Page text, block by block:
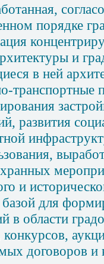
порядке
и
в ней
транспортные
развития
и
базой для
в области
конкурсов,
договоров и